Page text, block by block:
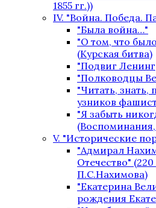
1855 гг.))
IV. "Война. Победа.
"Была война…"
"О том, что
(Курская битва)
"Подвиг
"Полководцы
"Читать,
узников
"Я забыть
V. "Исторические
"Адмирал
Отечество"
П.С.Нахимова)
"Екатерина
рождения